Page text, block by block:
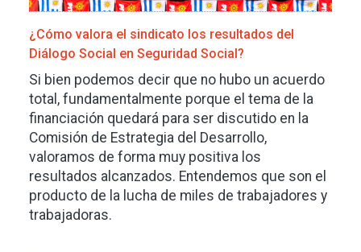
¿Cómo valora el sindicato los resultados del
Diálogo Social en Seguridad Social?
Si bien podemos decir que no hubo un acuerdo
total, fundamentalmente porque el tema de la
financiación quedará para ser discutido en la
Comisión de Estrategia del Desarrollo,
valoramos de forma muy positiva los
resultados alcanzados. Entendemos que son el
producto de la lucha de miles de trabajadores y
trabajadoras.